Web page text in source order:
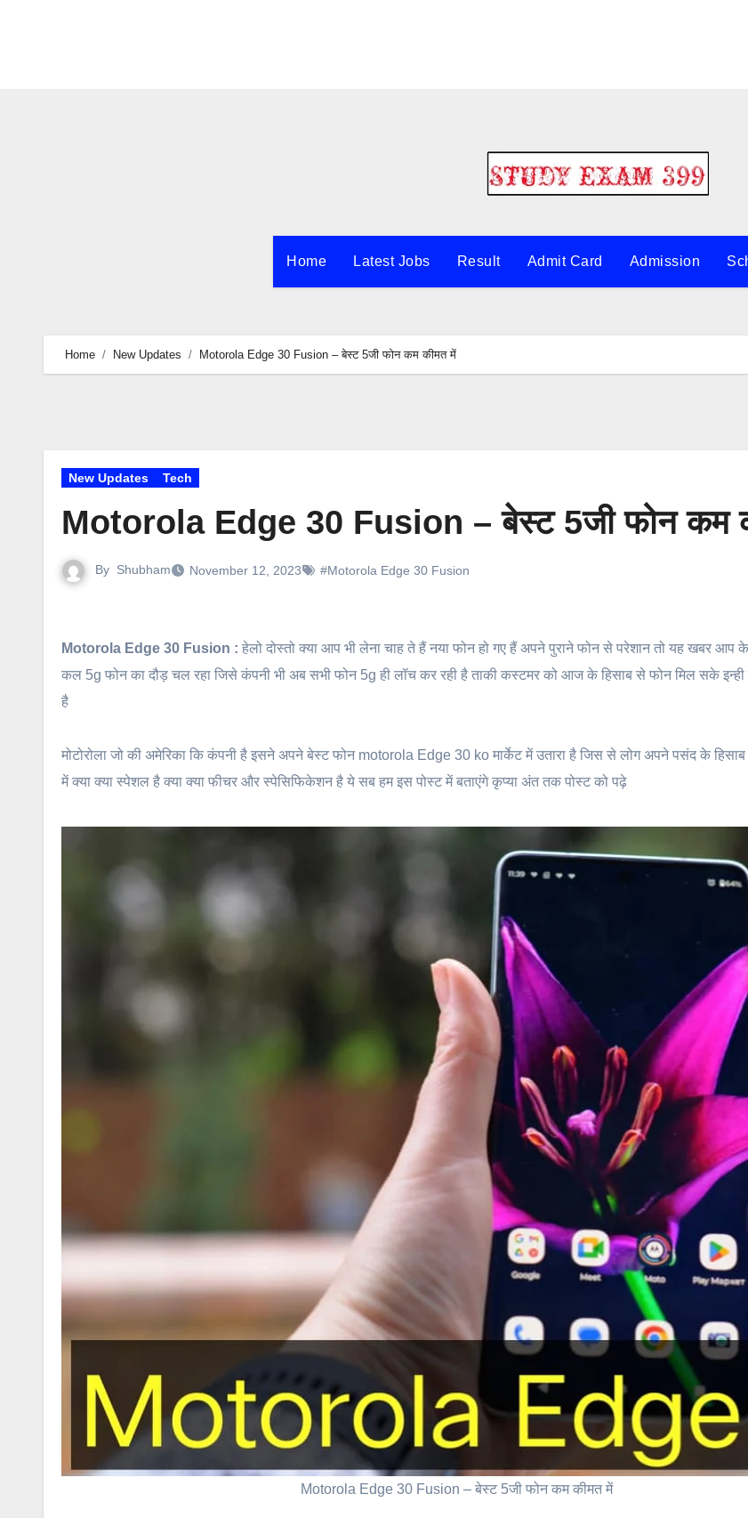
Home Latest Jobs Result Admit Card Admission
Home New Updates Motorola Edge 30 Fusion – बेस्ट 5जी फोन कम कीमत में
New Updates Tech
Motorola Edge 30 Fusion – बेस्ट 5जी फोन कम
By Shubham November 12, 2023 #Motorola Edge 30 Fusion
Motorola Edge 30 Fusion : हेलो दोस्तो क्या आप भी लेना चाह ते हैं नया फोन हो गए हैं अपने पुराने फोन से परेशान तो यह खबर
कल 5g फोन का दौड़ चल रहा जिसे कंपनी भी अब सभी फोन 5g ही लॉच कर रही है ताकी कस्टमर को आज के हिसाब से फोन मिल सके
है
मोटोरोला जो की अमेरिका कि कंपनी है इसने अपने बेस्ट फोन motorola Edge 30 ko मार्केट में उतारा है जिस से लोग अपने पसंद के
में क्या क्या स्पेशल है क्या क्या फीचर और स्पेसिफिकेशन है ये सब हम इस पोस्ट में बताएंगे कृप्या अंत तक पोस्ट को पढ़े
Motorola Edge 30 Fusion – बेस्ट 5जी फोन कम कीमत में